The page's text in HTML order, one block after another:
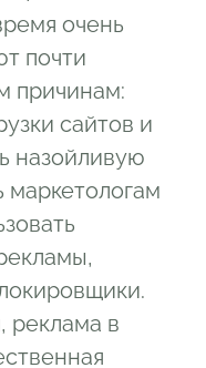
очень
почти
причинам:
сайтов и
назойливую
маркетологам
реклама в